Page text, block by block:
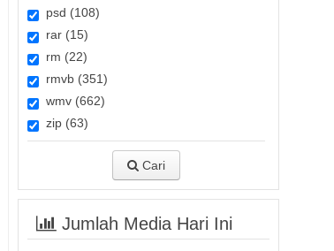
psd (108)
rar (15)
rm (22)
rmvb (351)
wmv (662)
zip (63)
Cari
Jumlah Media Hari Ini